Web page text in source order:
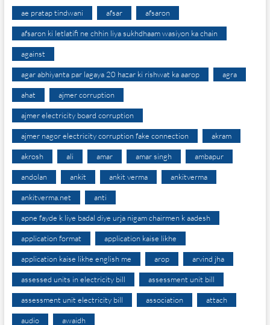
ae pratap tindwani afsar afsaron
afsaron ki letlatifi ne chhin liya sukhdhaam wasiyon ka chain
against
agar abhiyanta par lagaya 20 hazar ki rishwat ka aarop agra
ahat ajmer corruption
ajmer electricity board corruption
ajmer nagor electricity corruption fake connection akram
akrosh ali amar amar singh ambapur
andolan ankit ankit verma ankitverma
ankitverma.net anti
apne fayde k liye badal diye urja nigam chairmen k aadesh
application format application kaise likhe
application kaise likhe english me arop arvind jha
assessed units in electricity bill assessment unit bill
assessment unit electricity bill association attach
audio awaidh